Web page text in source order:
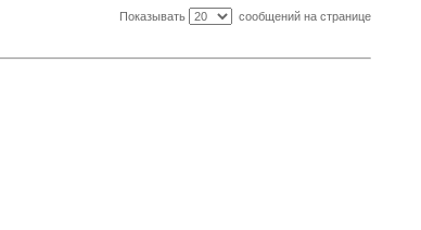
Показывать
сообщений на странице